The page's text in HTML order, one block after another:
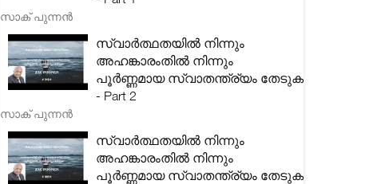
സാക് പുന്നൻ
സ്വാർത്ഥതയിൽ നിന്നും
അഹങ്കാരംതിൽ നിന്നും
പൂർണ്ണമായ സ്വാതന്ത്ര്യം തേടുക
- Part 2
സാക് പുന്നൻ
സ്വാർത്ഥതയിൽ നിന്നും
അഹങ്കാരംതിൽ നിന്നും
പൂർണ്ണമായ സ്വാതന്ത്ര്യം തേടുക